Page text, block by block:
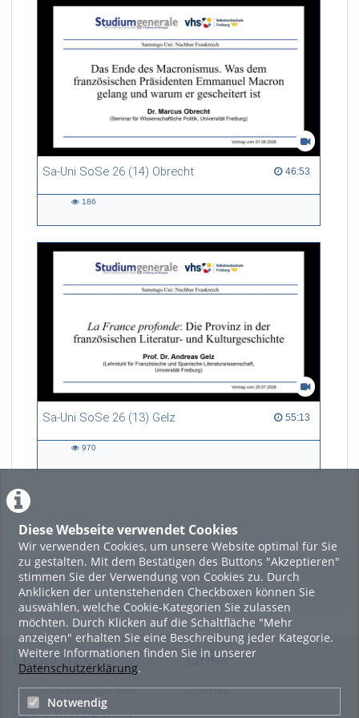
Diese Webseite verwendet Cookies
Wir verwenden Cookies, um unsere Website optimal für Sie
zu gestalten. Mit dem Bestätigen des Buttons "Akzeptieren"
stimmen Sie der Verwendung von Cookies zu. Durch
Anklicken der untenstehenden Checkboxen können Sie
auswählen, welche Cookie-Kategorien Sie zulassen
möchten. Durch Klicken auf die Schaltfläche "Mehr
anzeigen" erhalten Sie eine Beschreibung jeder Kategorie.
Weitere Informationen finden Sie in unserer
Datenschutzerklärung.
Notwendig
Sa-Uni SoSe 26 (14) Obrecht 46:53
46:53 duration
186
Sa-Uni SoSe 26 (13) Gelz 55:13
55:13 duration
970
LADE MEHR
Featured
Beliebtheit
Legal Info
Nutzungsbedingungen
Links
Sitemap